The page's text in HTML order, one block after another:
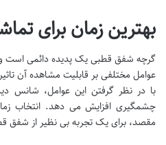
بهترین زمان برای
گرچه شفق قطبی یک پدیده دائمی است
عوامل مختلفی بر قابلیت مشاهده آن
با در نظر گرفتن این عوامل، شانس
چشمگیری افزایش می دهد. انتخاب
مقصد، برای یک تجربه بی نظیر از شفق